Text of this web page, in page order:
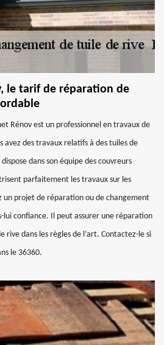
le tarif de réparation de
Rénov est un professionnel en travaux de
avez des travaux relatifs à des tuiles de
dans son équipe des couvreurs
parfaitement les travaux sur les
un projet de réparation ou de changement
lui confiance. Il peut assurer une réparation
rive dans les règles de l’art. Contactez-le si
le 36360.